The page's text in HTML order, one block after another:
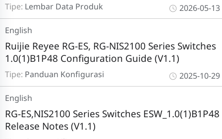
Tipe: Lembar Data Produk 2026-05-13
Tipe: Panduan Konfigurasi
Ruijie Reyee RG-ES, RG-NIS2100 Series Switches
1.0(1)B1P48 Configuration Guide (V1.1)
English
2025-10-29
RG-ES,NIS2100 Series Switches ESW_1.0(1)B1P48
Release Notes (V1.1)
English